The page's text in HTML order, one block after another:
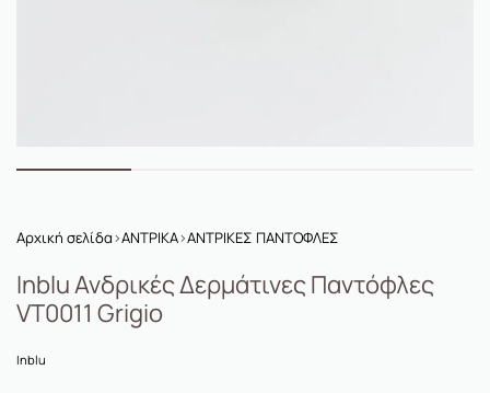
Αρχική σελίδα›ΑΝΤΡΙΚΑ›ΑΝΤΡΙΚΕΣ ΠΑΝΤΟΦΛΕΣ
Inblu Ανδρικές Δερμάτινες Παντόφλες
VT0011 Grigio
Inblu